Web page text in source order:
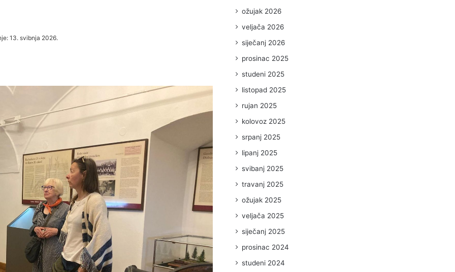
13. svibnja 2026.
ožujak 2026
veljača 2026
siječanj 2026
prosinac 2025
studeni 2025
listopad 2025
rujan 2025
kolovoz 2025
srpanj 2025
lipanj 2025
svibanj 2025
travanj 2025
ožujak 2025
veljača 2025
siječanj 2025
prosinac 2024
studeni 2024